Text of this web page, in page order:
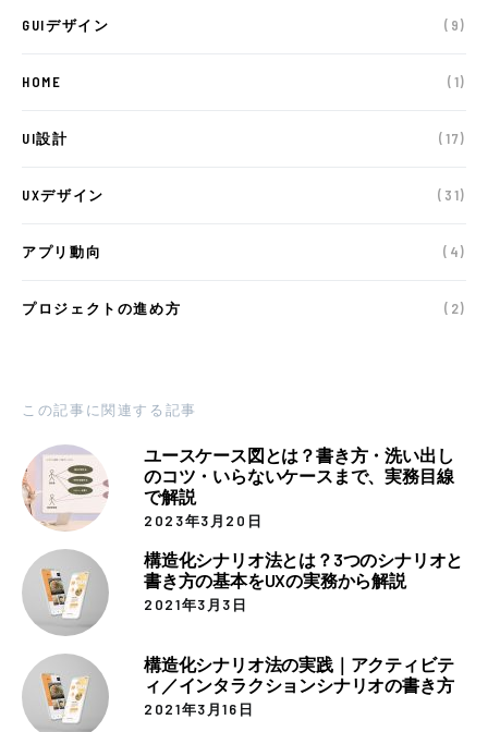
GUIデザイン (9)
HOME (1)
UI設計 (17)
UXデザイン (31)
アプリ動向 (4)
プロジェクトの進め方 (2)
この記事に関連する記事
ユースケース図とは？書き方・洗い出し
のコツ・いらないケースまで、実務目線
で解説
2023年3月20日
構造化シナリオ法とは？3つのシナリオと
書き方の基本をUXの実務から解説
2021年3月3日
構造化シナリオ法の実践｜アクティビテ
ィ／インタラクションシナリオの書き方
2021年3月16日